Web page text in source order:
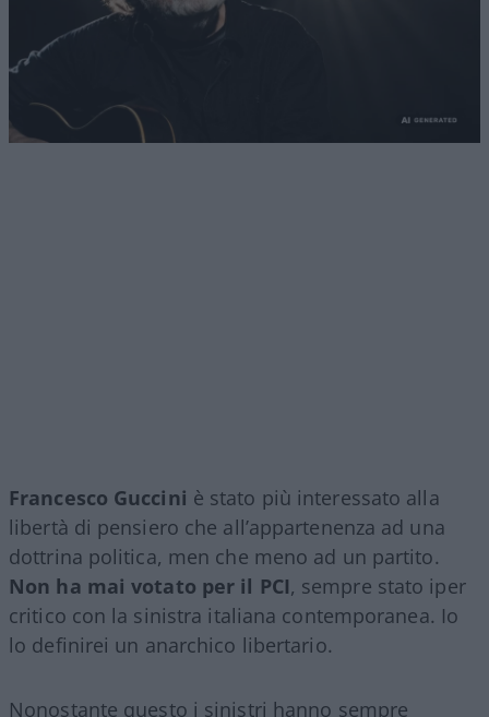
Francesco Guccini è stato più interessato alla
libertà di pensiero che all’appartenenza ad una
dottrina politica, men che meno ad un partito.
Non ha mai votato per il PCI, sempre stato iper
critico con la sinistra italiana contemporanea. Io
lo definirei un anarchico libertario.
Nonostante questo i sinistri hanno sempre